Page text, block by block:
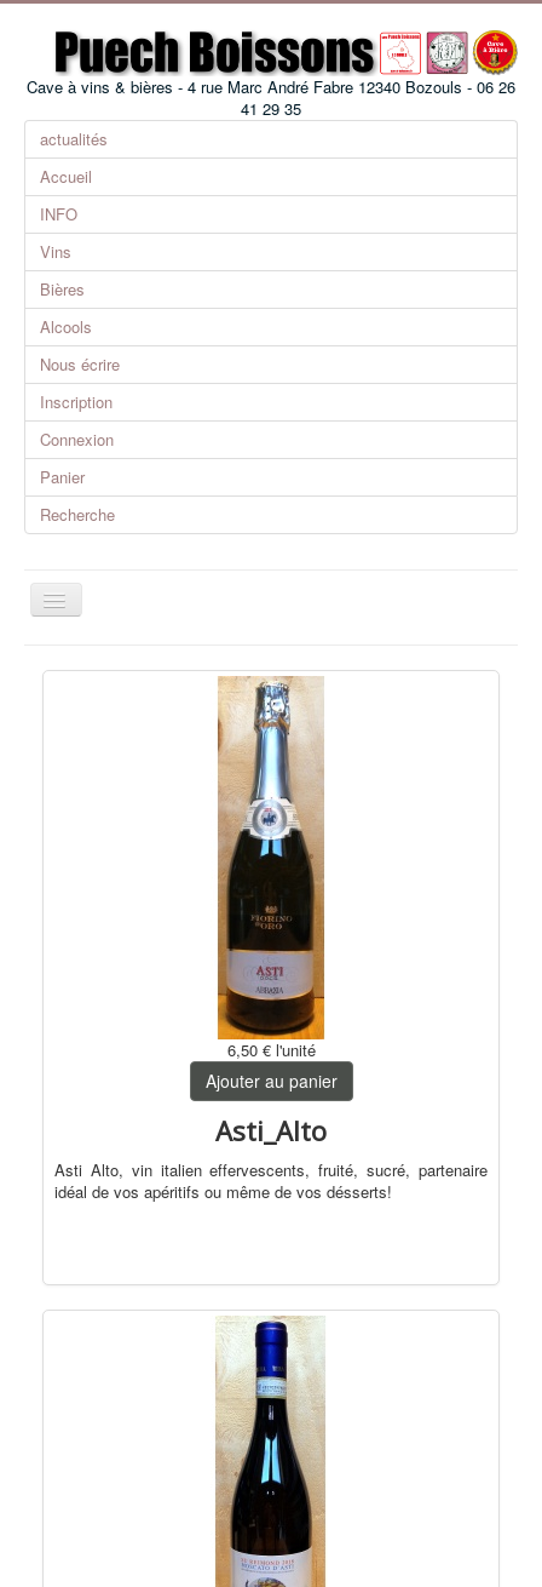
Cave à vins & bières - 4 rue Marc André Fabre 12340 Bozouls - 06 26
41 29 35
actualités
Accueil
INFO
Vins
Bières
Alcools
Nous écrire
Inscription
Connexion
Panier
Recherche
Basculer
Effervescents
6,50 € l'unité
Ajouter au panier
Asti_Alto
Asti Alto, vin italien effervescents, fruité, sucré, partenaire
idéal de vos apéritifs ou même de vos désserts!